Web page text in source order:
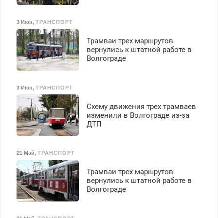
3 Июн, ТРАНСПОРТ
Трамваи трех маршрутов
вернулись к штатной работе в
Волгограде
3 Июн, ТРАНСПОРТ
Схему движения трех трамваев
изменили в Волгограде из-за
ДТП
21 Май, ТРАНСПОРТ
Трамваи трех маршрутов
вернулись к штатной работе в
Волгограде